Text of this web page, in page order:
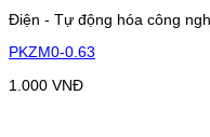
Điện - Tự động hóa công
PKZM0-0.63
1.000 VNĐ